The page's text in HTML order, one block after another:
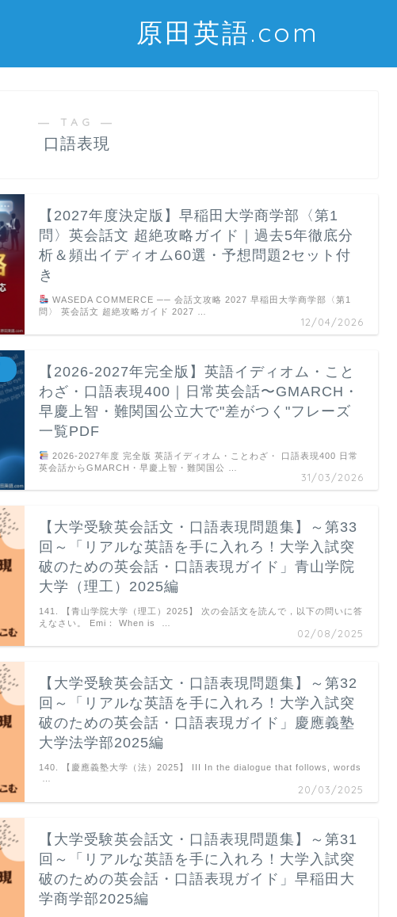
原田英語.com
― TAG ―
口語表現
【2027年度決定版】早稲田大学商学部〈第1
問〉英会話文 超絶攻略ガイド｜過去5年徹底分
析＆頻出イディオム60選・予想問題2セット付
き
12/04/2026
WASEDA COMMERCE ── 会話文攻略 2027 早稲田大学商学部〈第1
問〉 英会話文 超絶攻略ガイド 2027 …
【2026-2027年完全版】英語イディオム・こと
わざ・口語表現400｜日常英会話〜GMARCH・
早慶上智・難関国公立大で"差がつく"フレーズ
一覧PDF
31/03/2026
2026-2027年度 完全版 英語イディオム・ことわざ・ 口語表現400 日常
英会話からGMARCH・早慶上智・難関国公 …
【大学受験英会話文・口語表現問題集】～第33
回～「リアルな英語を手に入れろ！大学入試突
破のための英会話・口語表現ガイド」青山学院
大学（理工）2025編
02/08/2025
141. 【青山学院大学（理工）2025】 次の会話文を読んで，以下の問いに答
えなさい。 Emi： When is …
【大学受験英会話文・口語表現問題集】～第32
回～「リアルな英語を手に入れろ！大学入試突
破のための英会話・口語表現ガイド」慶應義塾
大学法学部2025編
20/03/2025
140. 【慶應義塾大学（法）2025】 III In the dialogue that follows, words
【大学受験英会話文・口語表現問題集】～第31
回～「リアルな英語を手に入れろ！大学入試突
破のための英会話・口語表現ガイド」早稲田大
学商学部2025編